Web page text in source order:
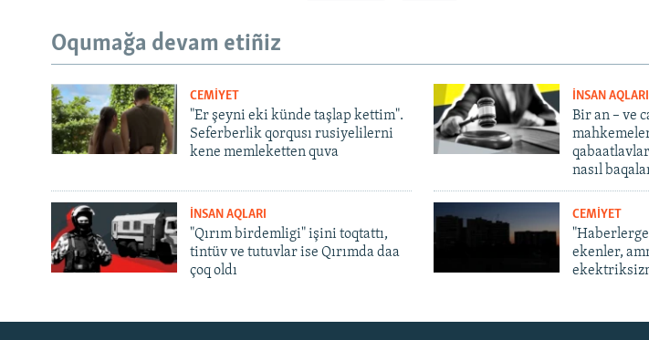
Русский
Oqumağa devam etiñiz
CEMİYET
"Er şeyni eki künde taşlap kettim".
Seferberlik qorqusı rusiyelilerni
kene memleketten quva
İNSAN AQLARI
Bir an – ve
nasıl
İNSAN AQLARI
"Qırım birdemligi" işini toqtattı,
tintüv ve tutuvlar ise Qırımda daa
çoq oldı
CEMİYET
ekenler,